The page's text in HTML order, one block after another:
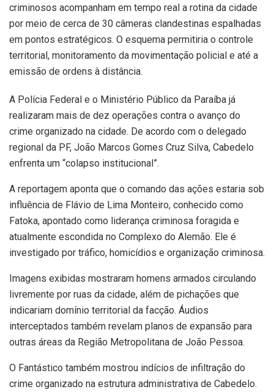
criminosos acompanham em tempo real a rotina da cidade
por meio de cerca de 30 câmeras clandestinas espalhadas
em pontos estratégicos. O esquema permitiria o controle
territorial, monitoramento da movimentação policial e até a
emissão de ordens à distância.
A Polícia Federal e o Ministério Público da Paraíba já
realizaram mais de dez operações contra o avanço do
crime organizado na cidade. De acordo com o delegado
regional da PF, João Marcos Gomes Cruz Silva, Cabedelo
enfrenta um “colapso institucional”.
A reportagem aponta que o comando das ações estaria sob
influência de Flávio de Lima Monteiro, conhecido como
Fatoka, apontado como liderança criminosa foragida e
atualmente escondida no Complexo do Alemão. Ele é
investigado por tráfico, homicídios e organização criminosa.
Imagens exibidas mostraram homens armados circulando
livremente por ruas da cidade, além de pichações que
indicariam domínio territorial da facção. Áudios
interceptados também revelam planos de expansão para
outras áreas da Região Metropolitana de João Pessoa.
O Fantástico também mostrou indícios de infiltração do
crime organizado na estrutura administrativa de Cabedelo.